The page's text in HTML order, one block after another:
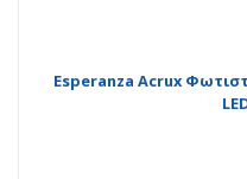
Esperanza Acrux